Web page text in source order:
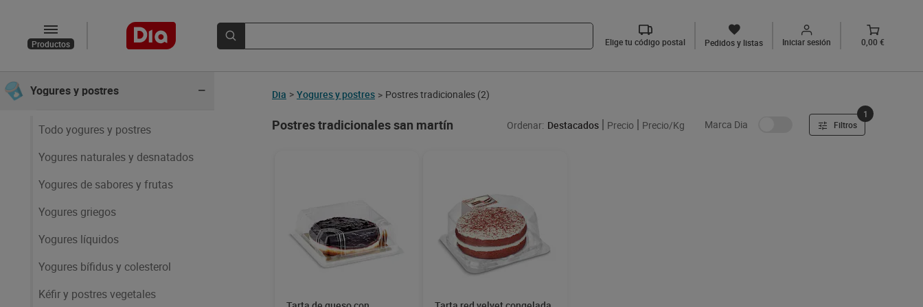
Productos Elige tu código postal Pedidos y listas Iniciar sesión 0,00 €
Panadería
Yogures y postres
Todo yogures y postres
Yogures naturales y desnatados
Yogures de sabores y frutas
Yogures griegos
Yogures líquidos
Yogures bífidus y colesterol
Kéfir y postres vegetales
Dia > Yogures y postres > Postres tradicionales (2)
Postres tradicionales san martín Ordenar: Destacados Precio Precio/Kg Marca Dia Filtros
1